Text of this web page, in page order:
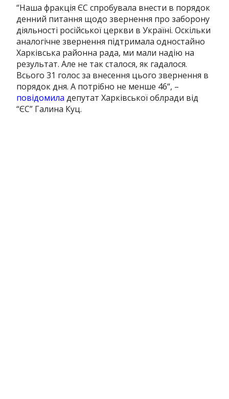
“Наша фракція ЄС спробувала внести в порядок
денний питання щодо звернення про заборону
діяльності російської церкви в Україні. Оскільки
аналогічне звернення підтримала одностайно
Харківська районна рада, ми мали надію на
результат. Але не так сталося, як гадалося.
Всього 31 голос за внесення цього звернення в
порядок дня. А потрібно не менше 46“, –
повідомила депутат Харківської облради від
“ЄС” Галина Куц.